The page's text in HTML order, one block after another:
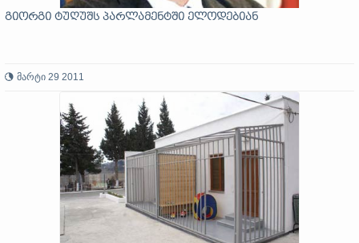
გიორგი ტუღუშს პარლამენტში ელოდებიან
მარტი 29 2011